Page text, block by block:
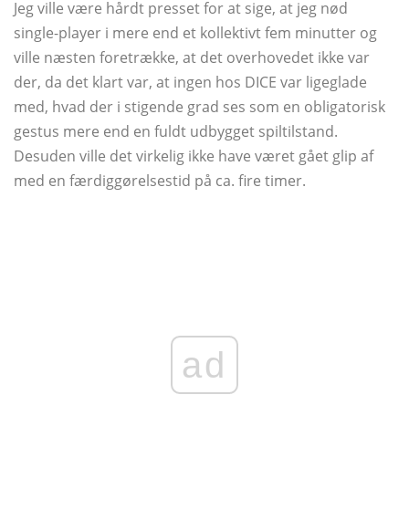
Jeg ville være hårdt presset for at sige, at jeg nød
single-player i mere end et kollektivt fem minutter og
ville næsten foretrække, at det overhovedet ikke var
der, da det klart var, at ingen hos DICE var ligeglade
med, hvad der i stigende grad ses som en obligatorisk
gestus mere end en fuldt udbygget spiltilstand.
Desuden ville det virkelig ikke have været gået glip af
med en færdiggørelsestid på ca. fire timer.
ad